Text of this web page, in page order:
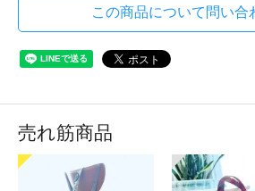
この商品について問い合
売れ筋商品